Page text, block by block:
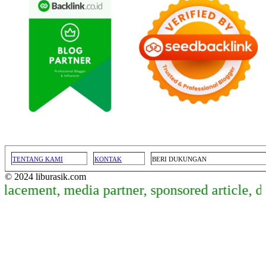
TENTANG KAMI KONTAK BERI DUKUNGAN
© 2024 liburasik.com
media partner, sponsored article, dan